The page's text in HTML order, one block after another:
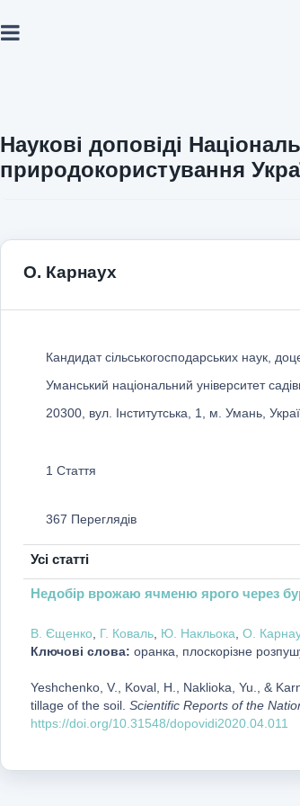
Наукові доповіді
природокористування
O. Карнаух
Кандидат сільськогосподарських наук,
Уманський національний університет
20300, вул. Інститутська, 1, м. Умань,
1 Стаття
367 Переглядів
Усі статті
Недобір врожаю ячменю ярого через
В. Єщенко, Г. Коваль, Ю. Накльока O.
Ключові слова: оранка, плоскорізне
Yeshchenko, V., Koval, H., Naklioka, Yu., &
tillage of the soil. Scientific Reports of the
https://doi.org/10.31548/dopovidi2020.04.011